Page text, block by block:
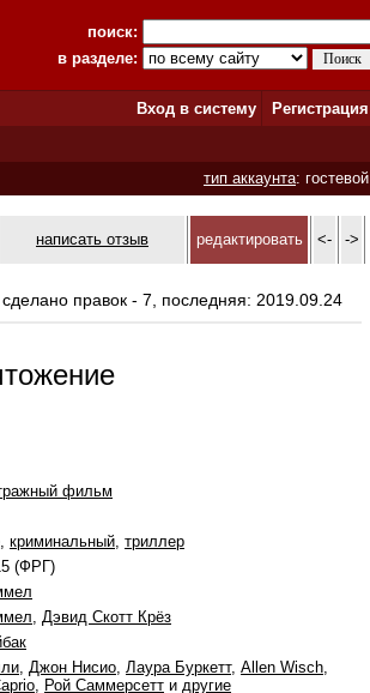
поиск:
в разделе:
Вход в систему
Регистрация
тип аккаунта: гостевой
написать отзыв редактировать <- ->
сделано правок - 7, последняя: 2019.09.24
фильм
, криминальный, триллер
(ФРГ)
, Дэвид Скотт Крёз
, Джон Нисио, Лаура Буркетт, Allen Wisch,
, Рой Саммерсетт и другие